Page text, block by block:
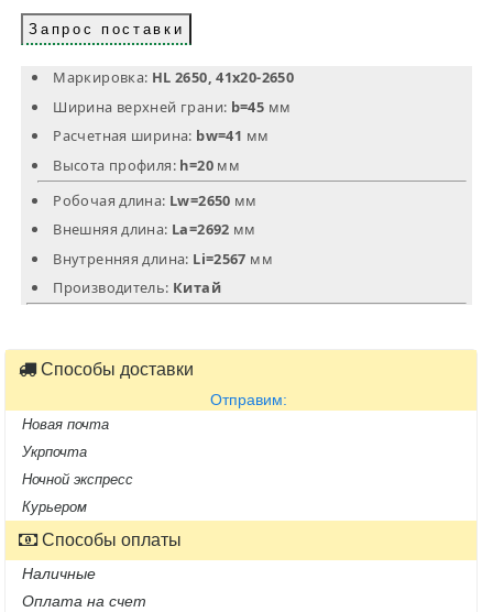
Запрос поставки
Маркировка: HL 2650, 41х20-2650
Ширина верхней грани: b=45 мм
Расчетная ширина: bw=41 мм
Высота профиля: h=20 мм
Робочая длина: Lw=2650 мм
Внешняя длина: La=2692 мм
Внутренняя длина: Li=2567 мм
Производитель: Китай
Способы доставки
Отправим:
Новая почта
Укрпочта
Ночной экспресс
Курьером
Способы оплаты
Наличные
Оплата на счет